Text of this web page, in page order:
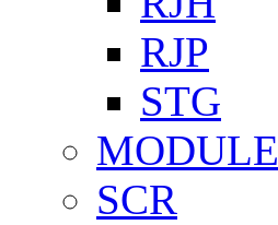
RJP
STG
MODULE
SCR